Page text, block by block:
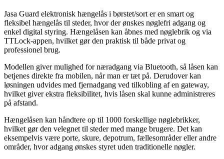
Jasa Guard elektronisk hængelås i børstet/sort er en smart og
fleksibel hængelås til steder, hvor der ønskes nøglefri adgang og
enkel digital styring. Hængelåsen kan åbnes med nøglebrik og via
TTLock-appen, hvilket gør den praktisk til både privat og
professionel brug.
Modellen giver mulighed for næradgang via Bluetooth, så låsen kan
betjenes direkte fra mobilen, når man er tæt på. Derudover kan
løsningen udvides med fjernadgang ved tilkobling af en gateway,
hvilket giver ekstra fleksibilitet, hvis låsen skal kunne administreres
på afstand.
Hængelåsen kan håndtere op til 1000 forskellige nøglebrikker,
hvilket gør den velegnet til steder med mange brugere. Det kan
eksempelvis være porte, skure, depotrum, fællesområder eller andre
områder, hvor adgang ønskes styret uden traditionelle nøgler.